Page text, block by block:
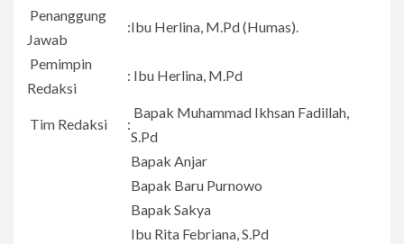
Penanggung
Jawab
:Ibu Herlina, M.Pd (Humas).
Pemimpin
Redaksi
: Ibu Herlina, M.Pd
Tim Redaksi :
Bapak Muhammad Ikhsan Fadillah,
S.Pd
Bapak Anjar
Bapak Baru Purnowo
Bapak Sakya
Ibu Rita Febriana, S.Pd